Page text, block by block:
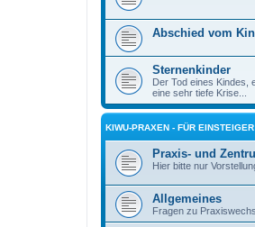
Abschied vom
Sternenkinder
Der Tod eines Kindes,
eine sehr tiefe Krise...
KIWU-PRAXEN - FÜR
Praxis- und
Hier bitte nur
Allgemeines
Fragen zu